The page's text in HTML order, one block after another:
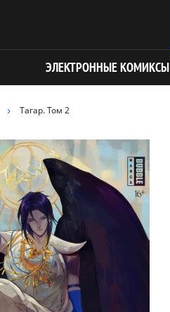
ЭЛЕКТРОННЫЕ КОМИКСЫ
Тагар. Том 2